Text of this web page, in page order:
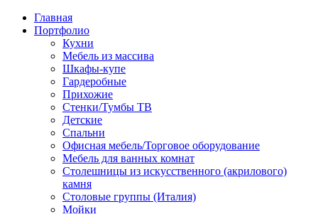
Главная
Портфолио
Кухни
Мебель из массива
Шкафы-купе
Гардеробные
Прихожие
Стенки/Тумбы ТВ
Детские
Спальни
Офисная мебель/Торговое оборудование
Мебель для ванных комнат
Столешницы из искусственного (акрилового)
камня
Столовые группы (Италия)
Мойки